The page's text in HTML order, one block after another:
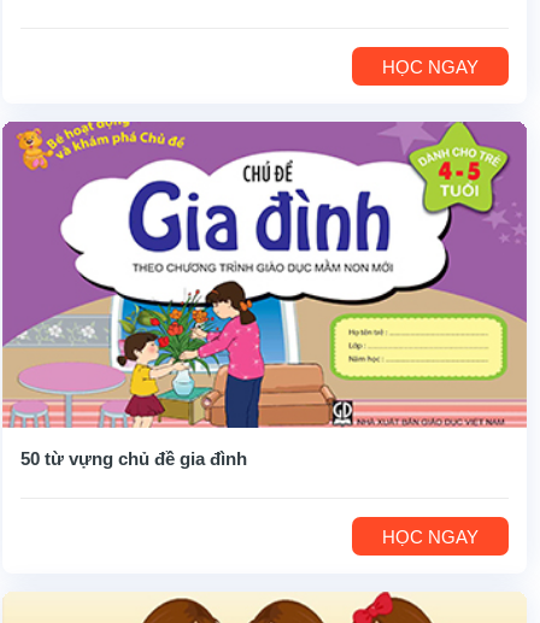
HỌC NGAY
50 từ vựng chủ đề gia đình
HỌC NGAY